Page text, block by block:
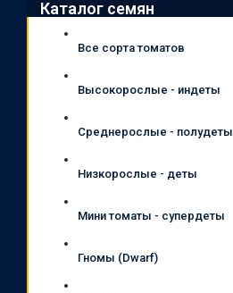
Каталог семян
Все сорта томатов
Высокорослые - индеты
Среднерослые - полудеты
Низкорослые - деты
Мини томаты - супердеты
Гномы (Dwarf)